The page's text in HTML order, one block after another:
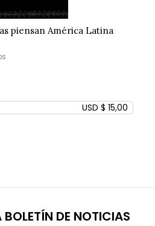
piensan América Latina
USD $ 15,00
DE NOTICIAS